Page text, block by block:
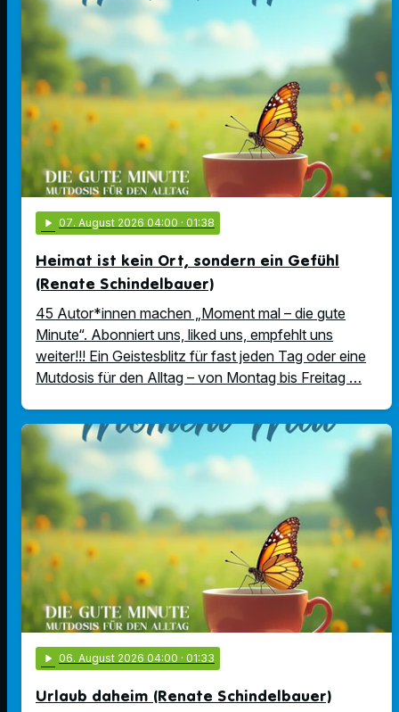
play_arrow 07. August 2026 04:00 · 01:38
Heimat ist kein Ort, sondern ein Gefühl
(Renate Schindelbauer)
45 Autor*innen machen „Moment mal – die gute
Minute“. Abonniert uns, liked uns, empfehlt uns
weiter!!! Ein Geistesblitz für fast jeden Tag oder eine
Mutdosis für den Alltag – von Montag bis Freitag …
play_arrow 06. August 2026 04:00 · 01:33
Urlaub daheim (Renate Schindelbauer)